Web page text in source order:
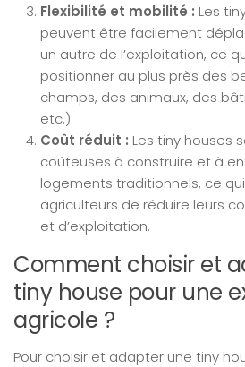
Flexibilité et mobilité : Les
peuvent être facilement
un autre de l’exploitation, ce
positionner au plus près des
champs, des animaux, des
etc.).
Coût réduit : Les tiny houses
coûteuses à construire et à
logements traditionnels, ce
agriculteurs de réduire leurs
et d’exploitation.
Comment choisir et
tiny house pour une
agricole ?
Pour choisir et adapter une tiny